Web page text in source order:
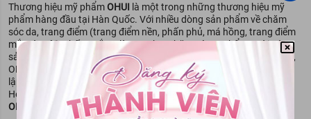
Thương hiệu mỹ phẩmOHUI là một trong những thương hiệu mỹ
phẩm hàng đầu tại Hàn Quốc. Với nhiều dòng sản phẩm về chăm
sóc da, trang điểm (trang điểm nền, phấn phủ, má hồng, trang điểm
mắt và môi), chống nắng, làm sạch & chăm sóc cơ thể. Ngoài các
sản phẩm dành cho phái nữ rất được ưa chuộng bởi chị em phụ nữ,
OHUI cũng có các sản phẩm dành cho phái nam. OHUI được thành
lập bởi tập đoàn LG và trực thuộc sự quản lý của LG Household &
Heath Care. Với các sản phẩm chăm sóc, dưỡng da và trang điểm,
OHUI
đã có mặt tại nhiều quốc gia trên toàn thế giới.